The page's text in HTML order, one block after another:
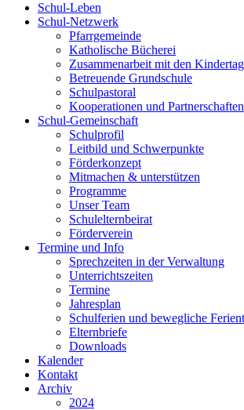
Schul-Leben
Schul-Netzwerk
Pfarrgemeinde
Katholische Bücherei
Zusammenarbeit mit den
Betreuende Grundschule
Schulpastoral
Kooperationen und Partnerschaften
Schul-Gemeinschaft
Schulprofil
Leitbild und Schwerpunkte
Förderkonzept
Mitmachen & unterstützen
Programme
Unser Team
Schulelternbeirat
Förderverein
Termine und Info
Sprechzeiten in der Verwaltung
Unterrichtszeiten
Termine
Jahresplan
Schulferien und bewegliche
Elternbriefe
Downloads
Kalender
Kontakt
Archiv
2024